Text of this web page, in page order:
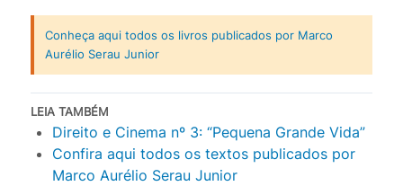
Conheça aqui todos os livros publicados por Marco
Aurélio Serau Junior
LEIA TAMBÉM
Direito e Cinema nº 3: “Pequena Grande Vida”
Confira aqui todos os textos publicados por
Marco Aurélio Serau Junior